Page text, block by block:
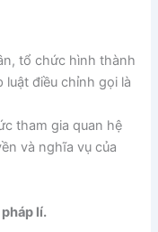
tổ chức hình thành
luật điều chỉnh gọi là
tham gia quan hệ
và nghĩa vụ của
lí.